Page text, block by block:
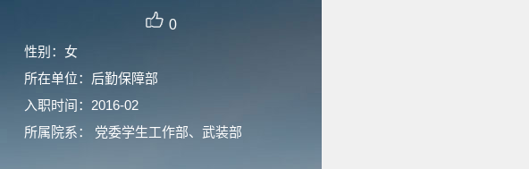
0
性别：女
所在单位：后勤保障部
入职时间：2016-02
所属院系： 党委学生工作部、武装部